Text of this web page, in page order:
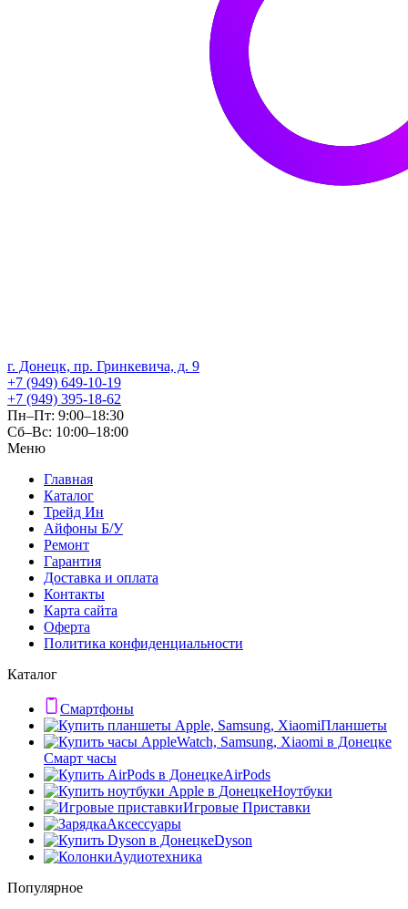
г. Донецк, пр. Гринкевича, д. 9
+7 (949) 649-10-19
+7 (949) 395-18-62
Пн–Пт: 9:00–18:30
Сб–Вс: 10:00–18:00
Меню
Главная
Каталог
Трейд Ин
Айфоны Б/У
Ремонт
Гарантия
Доставка и оплата
Контакты
Карта сайта
Оферта
Политика конфиденциальности
Каталог
Смартфоны
Планшеты
Смарт часы
AirPods
Ноутбуки
Игровые Приставки
Аксессуары
Dyson
Аудиотехника
Популярное